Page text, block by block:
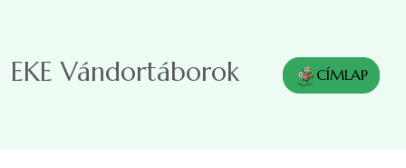
EKE Vándortáborok CÍMLAP